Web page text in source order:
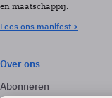
en maatschappij.
Lees ons manifest >
Over ons
Abonneren